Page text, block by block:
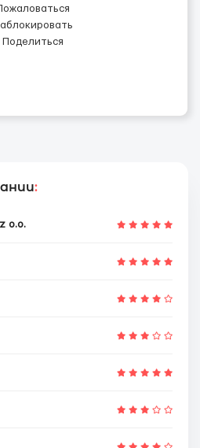
Поделиться
:
o.o.